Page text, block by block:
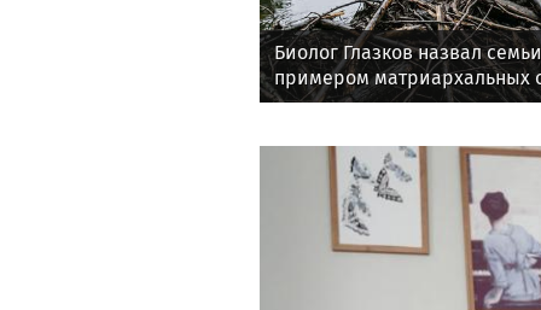
Биолог Глазков назвал
примером матриархальных